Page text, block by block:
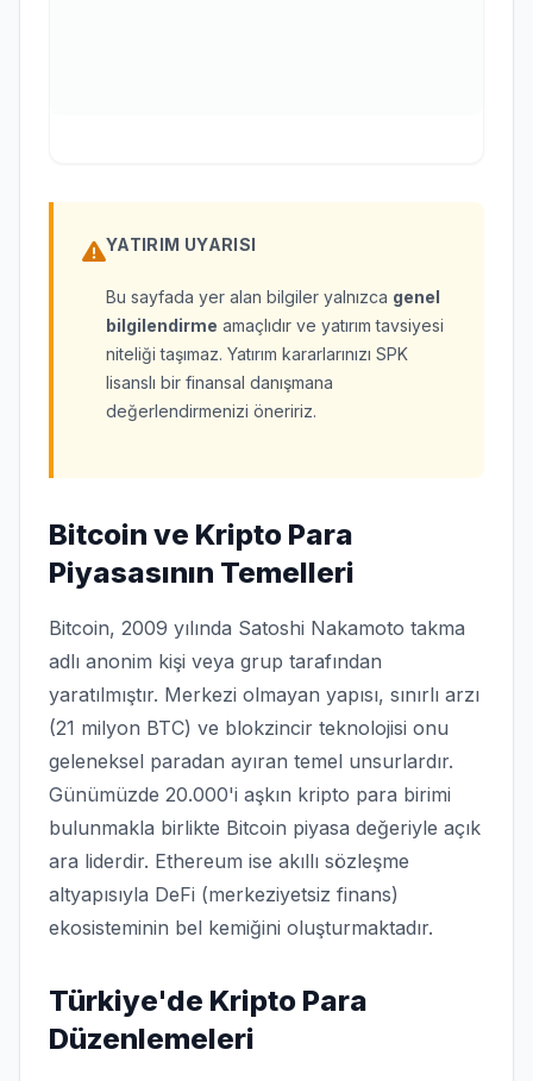
YATIRIM UYARISI
Bu sayfada yer alan bilgiler yalnızca genel
bilgilendirme amaçlıdır ve yatırım tavsiyesi
niteliği taşımaz. Yatırım kararlarınızı SPK
lisanslı bir finansal danışmana
değerlendirmenizi öneririz.
Bitcoin ve Kripto Para
Piyasasının Temelleri
Bitcoin, 2009 yılında Satoshi Nakamoto takma
adlı anonim kişi veya grup tarafından
yaratılmıştır. Merkezi olmayan yapısı, sınırlı arzı
(21 milyon BTC) ve blokzincir teknolojisi onu
geleneksel paradan ayıran temel unsurlardır.
Günümüzde 20.000'i aşkın kripto para birimi
bulunmakla birlikte Bitcoin piyasa değeriyle açık
ara liderdir. Ethereum ise akıllı sözleşme
altyapısıyla DeFi (merkeziyetsiz finans)
ekosisteminin bel kemiğini oluşturmaktadır.
Türkiye'de Kripto Para
Düzenlemeleri